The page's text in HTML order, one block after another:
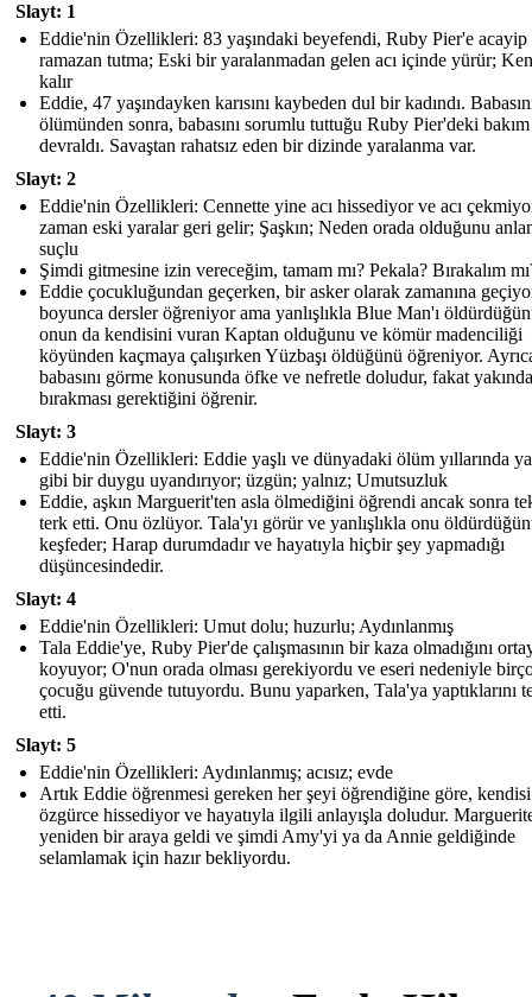
Slayt: 1
Eddie'nin Özellikleri: 83 yaşındaki beyefendi, Ruby Pier'e acayip
ramazan tutma; Eski bir yaralanmadan gelen acı içinde yürür;
kalır
Eddie, 47 yaşındayken karısını kaybeden dul bir kadındı.
ölümünden sonra, babasını sorumlu tuttuğu Ruby Pier'deki
devraldı. Savaştan rahatsız eden bir dizinde yaralanma var.
Slayt: 2
Eddie'nin Özellikleri: Cennette yine acı hissediyor ve acı
zaman eski yaralar geri gelir; Şaşkın; Neden orada olduğunu
suçlu
Şimdi gitmesine izin vereceğim, tamam mı? Pekala? Bırakalım
Eddie çocukluğundan geçerken, bir asker olarak zamanına
boyunca dersler öğreniyor ama yanlışlıkla Blue Man'ı
onun da kendisini vuran Kaptan olduğunu ve kömür madenciliği
köyünden kaçmaya çalışırken Yüzbaşı öldüğünü öğreniyor.
babasını görme konusunda öfke ve nefretle doludur, fakat yakında
bırakması gerektiğini öğrenir.
Slayt: 3
Eddie'nin Özellikleri: Eddie yaşlı ve dünyadaki ölüm yıllarında
gibi bir duygu uyandırıyor; üzgün; yalnız; Umutsuzluk
Eddie, aşkın Marguerit'ten asla ölmediğini öğrendi ancak sonra
terk etti. Onu özlüyor. Tala'yı görür ve yanlışlıkla onu
keşfeder; Harap durumdadır ve hayatıyla hiçbir şey yapmadığı
düşüncesindedir.
Slayt: 4
Eddie'nin Özellikleri: Umut dolu; huzurlu; Aydınlanmış
Tala Eddie'ye, Ruby Pier'de çalışmasının bir kaza olmadığını
koyuyor; O'nun orada olması gerekiyordu ve eseri nedeniyle
çocuğu güvende tutuyordu. Bunu yaparken, Tala'ya yaptıklarını
etti.
Slayt: 5
Eddie'nin Özellikleri: Aydınlanmış; acısız; evde
Artık Eddie öğrenmesi gereken her şeyi öğrendiğine göre, kendisi
özgürce hissediyor ve hayatıyla ilgili anlayışla doludur.
yeniden bir araya geldi ve şimdi Amy'yi ya da Annie geldiğinde
selamlamak için hazır bekliyordu.